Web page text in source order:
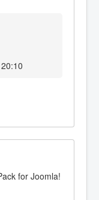
for Joomla!